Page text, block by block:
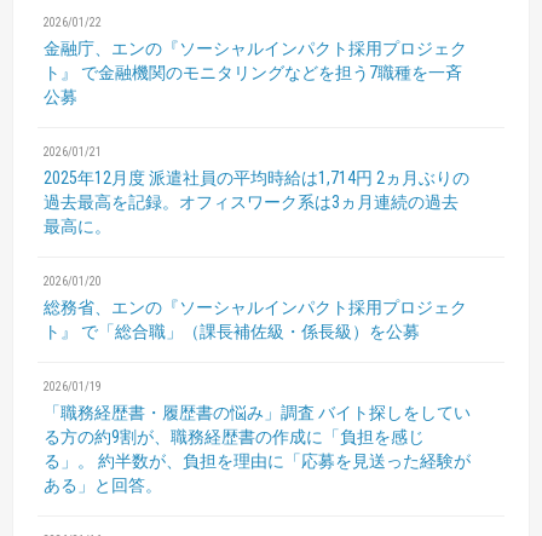
2026/01/22
金融庁、エンの『ソーシャルインパクト採用プロジェク
ト』
で金融機関のモニタリングなどを担う7職種を一斉
公募
2026/01/21
2025年12月度 派遣社員の平均時給は1,714円 2ヵ月ぶりの
過去最高を記録。オフィスワーク系は3ヵ月連続の過去
最高に。
2026/01/20
総務省、エンの『ソーシャルインパクト採用プロジェク
ト』
で「総合職」（課長補佐級・係長級）を公募
2026/01/19
「職務経歴書・履歴書の悩み」調査 バイト探しをしてい
る方の約9割が、職務経歴書の作成に「負担を感じ
る」。
約半数が、負担を理由に「応募を見送った経験が
ある」と回答。